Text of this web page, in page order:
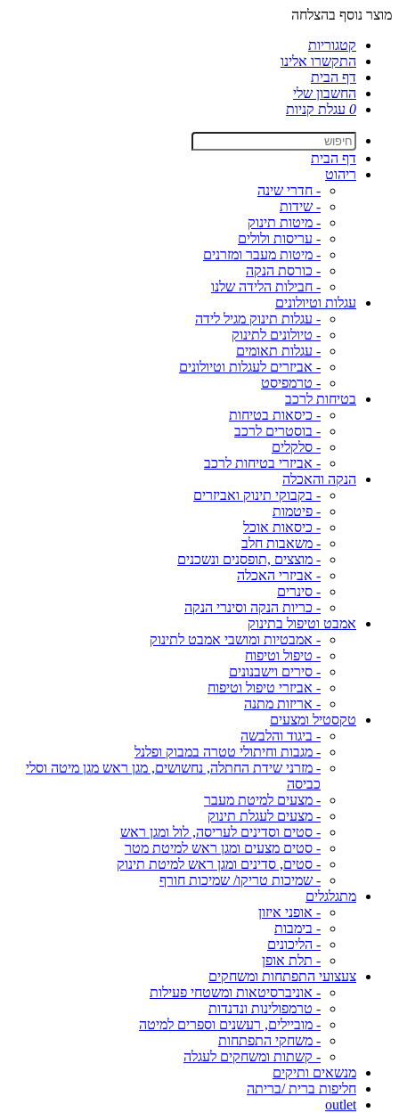
מוצר נוסף בהצלחה
קטגוריות
התקשרו אלינו
דף הבית
החשבון שלי
0 עגלת קניות
דף הבית
ריהוט
- חדרי שינה
- שידות
- מיטות תינוק
- עריסות ולולים
- מיטות מעבר ומזרנים
- כורסת הנקה
- חבילות הלידה שלנו
עגלות וטיולונים
- עגלות תינוק מגיל לידה
- טיולונים לתינוק
- עגלות תאומים
- אביזרים לעגלות וטיולונים
- טרמפיסט
בטיחות לרכב
- כיסאות בטיחות
- בוסטרים לרכב
- סלקלים
- אביזרי בטיחות לרכב
הנקה והאכלה
- בקבוקי תינוק ואביזרים
- פיטמות
- כיסאות אוכל
- משאבות חלב
- מוצצים ,תופסנים ונשכנים
- אביזרי האכלה
- סינרים
- כריות הנקה וסינרי הנקה
אמבט וטיפול בתינוק
- אמבטיות ומושבי אמבט לתינוק
- טיפול וטיפוח
- סירים וישבנונים
- אביזרי טיפול וטיפוח
- אריזות מתנה
טקסטיל ומצעים
- ביגוד והלבשה
- מגבות וחיתולי טטרה במבוק ופלנל
- מזרני שידת החתלה, נחשושים, מגן ראש מגן מיטה וסלי
כביסה
- מצעים למיטת מעבר
- מצעים לעגלת תינוק
- סטים וסדינים לעריסה, לול ומגן ראש
- סטים מצעים ומגן ראש למיטת מטר
- סטים, סדינים ומגן ראש למיטת תינוק
- שמיכות טריקו/ שמיכות חורף
מתגלגלים
- אופני איזון
- בימבות
- הליכונים
- תלת אופן
צעצועי התפתחות ומשחקים
- אוניברסיטאות ומשטחי פעילות
- טרמפולינות ונדנדות
- מוביילים, רעשנים וספרים למיטה
- משחקי התפתחות
- קשתות ומשחקים לעגלה
מנשאים ותיקים
חליפות ברית /בריתה
outlet